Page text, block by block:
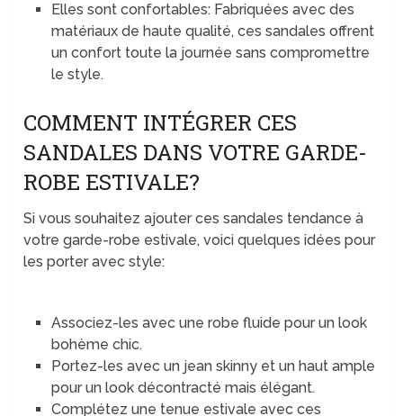
Elles sont confortables: Fabriquées avec des
matériaux de haute qualité, ces sandales offrent
un confort toute la journée sans compromettre
le style.
COMMENT INTÉGRER CES
SANDALES DANS VOTRE GARDE-
ROBE ESTIVALE?
Si vous souhaitez ajouter ces sandales tendance à
votre garde-robe estivale, voici quelques idées pour
les porter avec style:
Associez-les avec une robe fluide pour un look
bohème chic.
Portez-les avec un jean skinny et un haut ample
pour un look décontracté mais élégant.
Complétez une tenue estivale avec ces